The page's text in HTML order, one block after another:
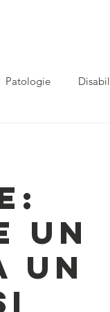
Patologie
artificiale
Cervello origami
un
un